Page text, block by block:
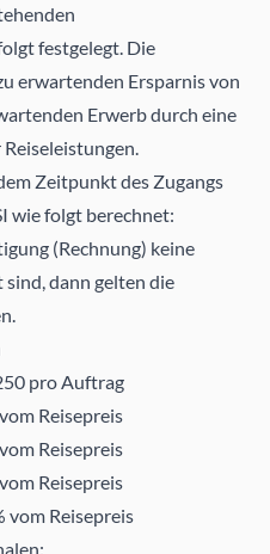
festgelegt. Die
erwartenden Ersparnis von
Erwerb durch eine
Zeitpunkt des Zugangs
wie folgt berechnet:
(Rechnung) keine
dann gelten die
pro Auftrag
Reisepreis
Reisepreis
Reisepreis
vom Reisepreis